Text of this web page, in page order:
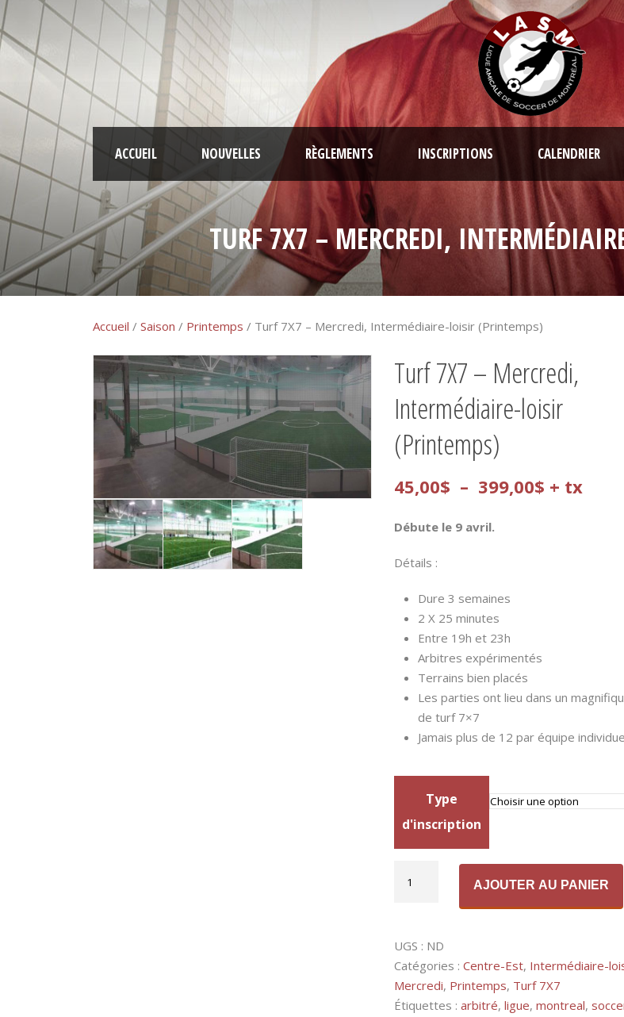
ACCUEIL NOUVELLES RÈGLEMENTS INSCRIPTIONS CALENDRIER
TURF 7X7 – MERCREDI,
Accueil / Saison / Printemps / Turf 7X7 – Mercredi, Intermédiaire-loisir (Printemps)
Turf 7X7 – Mercredi,
Intermédiaire-loisir
(Printemps)
45,00$ – 399,00$Plage
+ tx
Débute le 9 avril.
Détails :
Dure 3 semaines
2 X 25 minutes
Entre 19h et 23h
Arbitres expérimentés
Terrains bien placés
Les parties ont lieu dans un
de turf 7×7
Jamais plus de 12 par équipe
Type
d'inscription
-
Mercredi,
Intermédiaire-
loisir
AJOUTER AU PANIER
UGS : ND
Catégories : Centre-Est, Intermédiaire-
Mercredi, Printemps, Turf 7X7
Étiquettes : arbitré, ligue, montreal,